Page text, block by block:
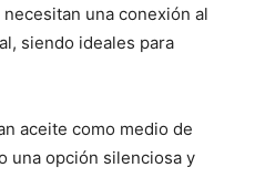
necesitan una conexión al
siendo ideales para
aceite como medio de
una opción silenciosa y